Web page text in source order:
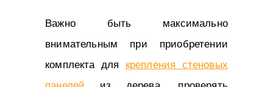
Важно быть максимально
внимательным при приобретении
комплекта для крепления стеновых